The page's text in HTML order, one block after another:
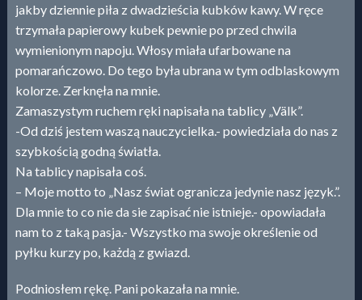
jakby dziennie piła z dwadzieścia kubków kawy. W ręce
trzymała papierowy kubek pewnie po przed chwila
wymienionym napoju. Włosy miała ufarbowane na
pomarańczowo. Do tego była ubrana w tym odblaskowym
kolorze. Zerknęła na mnie.
Zamaszystym ruchem ręki napisała na tablicy „Välk”.
-Od dziś jestem waszą nauczycielka.- powiedziała do nas z
szybkością godną światła.
Na tablicy napisała coś.
– Moje motto to „Nasz świat ogranicza jedynie nasz język.”.
Dla mnie to co nie da sie zapisać nie istnieje.- opowiadała
nam to z taką pasja.- Wszystko ma swoje określenie od
pyłku kurzy po, każdą z gwiazd.
Podniosłem rękę. Pani pokazała na mnie.